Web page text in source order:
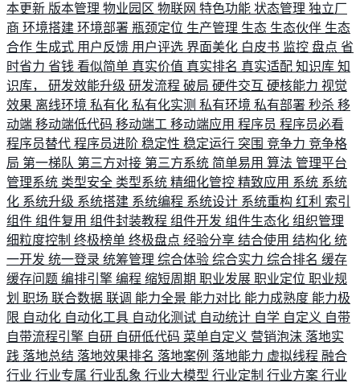
本更新 版本管理 物业园区 物联网 特色功能 状态管理 独立厂
商 环境搭建 环境部署 瓶颈定位 生产管理 生态 生态伙伴 生态
合作 生成式 用户反馈 用户评选 界面美化 白皮书 监控 盘点 省
时省力 省钱 看似简单 真实价值 真实排名 真实适配 知识库 知
识库， 研发效能升级 研发流程 破局 硬件交互 硬核能力 视觉
效果 离线环境 私有化 私有化实测 私有环境 私有部署 秒杀 移
动端 移动端低代码 移动端工 移动端应用 程序员 程序员必看
程序员替代 程序员进阶 稳定性 稳定运行 突围 竞争力 竞争格
局 第一梯队 第三方对接 第三方系统 简单易用 算法 管理平台
管理系统 类型安全 类型系统 精细化管控 精致应用 系统 系统
化 系统升级 系统搭建 系统编程 系统设计 系统重构 红利 索引
组件 组件复用 组件封装教程 组件开发 组件生态化 组织管理
细粒度控制 终极榜单 终极盘点 经验分享 结合使用 结构化 统
一开发 统一登录 统筹管理 综合体验 综合实力 综合排名 缓存
缓存问题 编排引擎 编程 缩短周期 职业发展 职业定位 职业规
划 职场 联合数据 联调 能力全景 能力对比 能力成熟度 能力极
限 自动化 自动化工具 自动化测试 自动统计 自学 自定义 自带
自带流程引擎 自研 自研低代码 菜单自定义 营销泡沫 落地实
践 落地总结 落地效果排名 落地案例 落地能力 虚拟线程 融合
行业 行业专属 行业乱象 行业大模型 行业定制 行业方案 行业